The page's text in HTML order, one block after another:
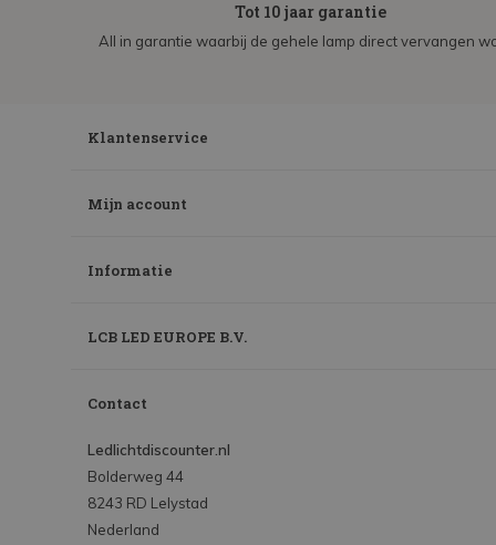
Tot 10 jaar garantie
All in garantie waarbij de gehele lamp direct vervangen
Klantenservice
Mijn account
Informatie
LCB LED EUROPE B.V.
Contact
Ledlichtdiscounter.nl
Bolderweg 44
8243 RD Lelystad
Nederland